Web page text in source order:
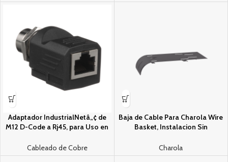
Adaptador IndustrialNetâ„¢ de
M12 D-Code a Rj45, para Uso en
IP20 en RJ45 e IP68 en M12, Color
Negro
Cableado de Cobre
Baja de Cable Para Charola Wire
Basket, Instalacion Sin
Charola